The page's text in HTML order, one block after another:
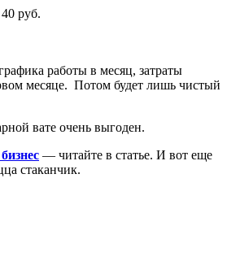
руб.
работы в месяц, затраты
месяце. Потом будет лишь чистый
вате очень выгоден.
— читайте в статье. И вот еще
стаканчик.